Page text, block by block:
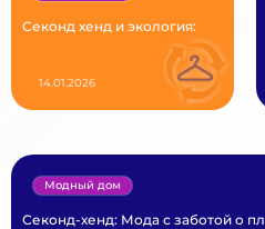
Секонд хенд и экология:
14.01.2026
Секонд-хенд: Мода с заботой о
Модный дом